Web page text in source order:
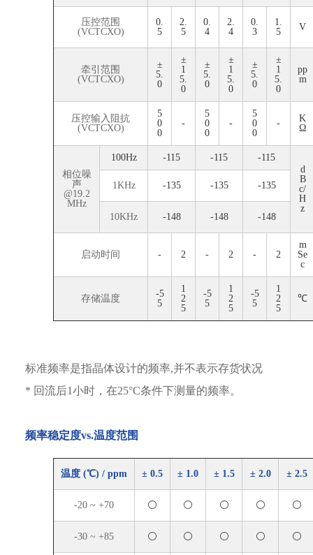
压控范围
(VCTCXO)
0.
5
2.
5
0.
4
2.
4
0.
3
1.
5
V
牵引范围
(VCTCXO)
±
5.
0
±
1
5.
0
±
5.
0
±
1
5.
0
±
5.
0
±
1
5.
0
pp
m
压控输入阻抗
(VCTCXO)
5
0
0
-
5
0
0
-
5
0
0
-
K
Ω
相位噪
声
@19.2
MHz
100Hz -115 -115
-115
d
B
c/
H
z
1KHz -135 -135 -135
10KHz -148 -148 -148
启动时间 - 2 - 2 - 2
m
Se
c
存储温度
-5
5
1
2
5
-5
5
1
2
5
-5
5
1
2
5
℃
标准频率是指晶体设计的频率,并不表示存货状况
* 回流后1小时，在25°C条件下测量的频率。
频率稳定度vs.温度范围
温度 (℃) / ppm ± 0.5 ± 1.0 ± 1.5 ± 2.0 ± 2.5
-20 ~ +70 ⚪ ⚪ ⚪ ⚪ ⚪
-30 ~ +85 ⚪ ⚪ ⚪ ⚪ ⚪